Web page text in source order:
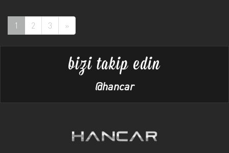
1 2 3 »
bizi takip edin
@hancar